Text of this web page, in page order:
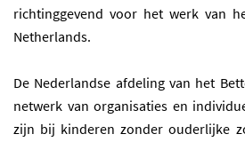
richtinggevend voor het werk van
Netherlands.
De Nederlandse afdeling van het
netwerk van organisaties en
zijn bij kinderen zonder ouderlijke